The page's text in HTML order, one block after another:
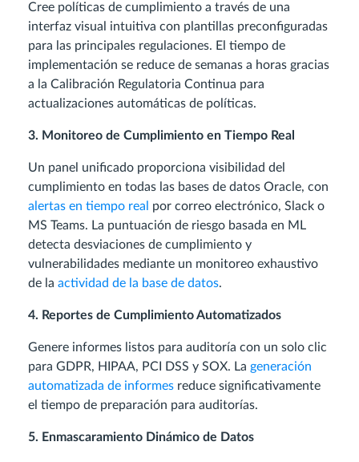
Cree políticas de cumplimiento a través de una
interfaz visual intuitiva con plantillas preconfiguradas
para las principales regulaciones. El tiempo de
implementación se reduce de semanas a horas gracias
a la Calibración Regulatoria Continua para
actualizaciones automáticas de políticas.
3. Monitoreo de Cumplimiento en Tiempo Real
Un panel unificado proporciona visibilidad del
cumplimiento en todas las bases de datos Oracle, con
alertas en tiempo real
por correo electrónico, Slack o
MS Teams. La puntuación de riesgo basada en ML
detecta desviaciones de cumplimiento y
vulnerabilidades mediante un monitoreo exhaustivo
de la actividad de la base de datos.
4. Reportes de Cumplimiento Automatizados
Genere informes listos para auditoría con un solo clic
para GDPR, HIPAA, PCI DSS y SOX. La generación
automatizada de informes reduce significativamente
el tiempo de preparación para auditorías.
5. Enmascaramiento Dinámico de Datos